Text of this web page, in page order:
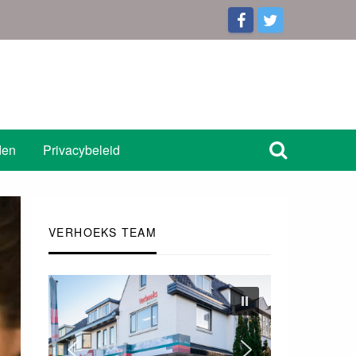
Privacybeleid
VERHOEKS TEAM